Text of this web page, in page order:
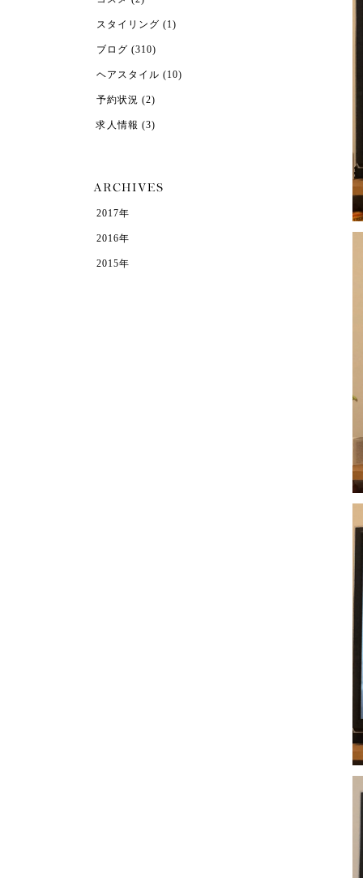
スタイリング (1)
ブログ (310)
ヘアスタイル (10)
予約状況 (2)
求人情報 (3)
2017年
2016年
2015年